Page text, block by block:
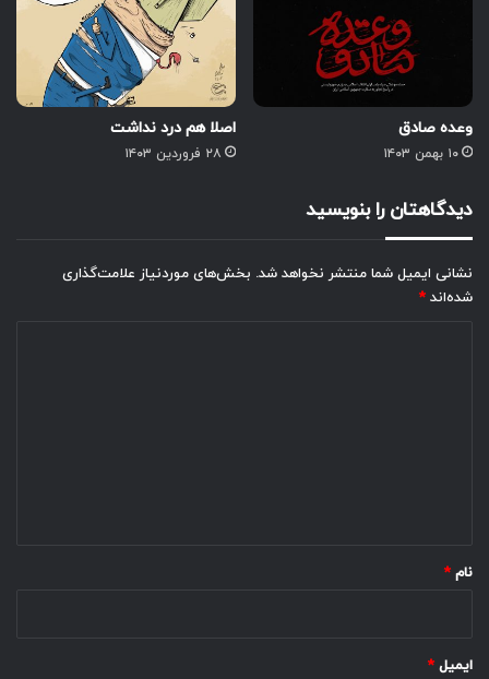
وعده صادق
۱۰ بهمن ۱۴۰۳
اصلا هم درد نداشت
۲۸ فروردین ۱۴۰۳
دیدگاهتان را بنویسید
نشانی ایمیل شما منتشر نخواهد شد. بخش‌های موردنیاز علامت‌گذاری
شده‌اند *
نام *
ایمیل *